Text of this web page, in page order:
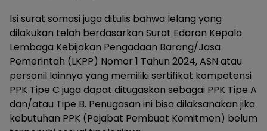
Isi surat somasi juga ditulis bahwa lelang yang
dilakukan telah berdasarkan Surat Edaran Kepala
Lembaga Kebijakan Pengadaan Barang/Jasa
Pemerintah (LKPP) Nomor 1 Tahun 2024, ASN atau
personil lainnya yang memiliki sertifikat kompetensi
PPK Tipe C juga dapat ditugaskan sebagai PPK Tipe A
dan/atau Tipe B. Penugasan ini bisa dilaksanakan jika
kebutuhan PPK (Pejabat Pembuat Komitmen) belum